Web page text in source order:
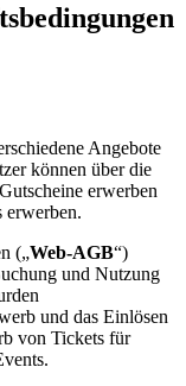
Angebote
können über die
erwerben
erwerben.
(„Web-AGB“)
und Nutzung
und das Einlösen
von Tickets für